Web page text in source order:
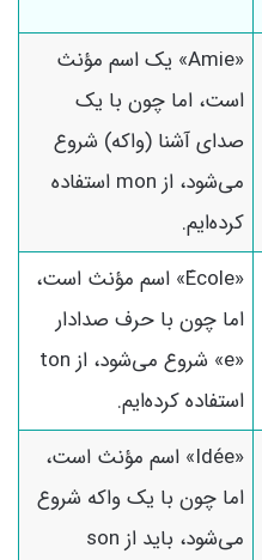
«Amie» یک اسم مؤنث
است، اما چون با یک
صدای آشنا (واکه) شروع
می‌شود، از mon استفاده
کرده‌ایم.
«École» اسم مؤنث است،
اما چون با حرف صدادار
«e» شروع می‌شود، از ton
استفاده کرده‌ایم.
«Idée» اسم مؤنث است،
اما چون با یک واکه شروع
می‌شود، باید از son